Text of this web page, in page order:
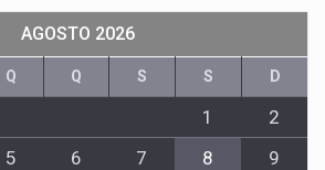
AGOSTO 2026
Q Q S S D
1
2
5 6 7 8
9